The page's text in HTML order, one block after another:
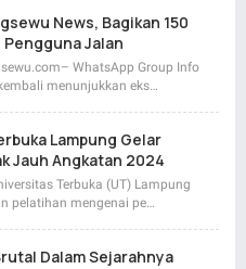
News, Bagikan 150
Pengguna Jalan
WhatsApp Group Info
menunjukkan eks…
Lampung Gelar
Jauh Angkatan 2024
Terbuka (UT) Lampung
pelatihan mengenai pe…
Dalam Sejarahnya